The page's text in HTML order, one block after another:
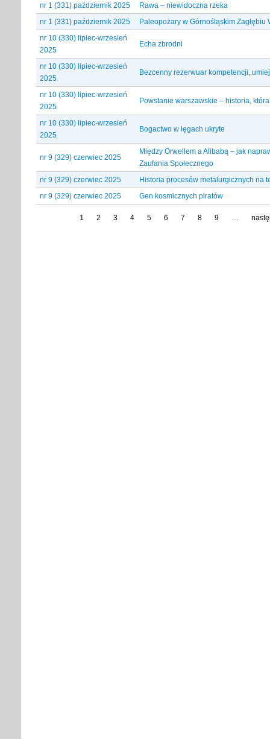
nr 1 (331) październik 2025
Rawa – niewidoczna rzeka
nr 1 (331) październik 2025
Paleopożary w Górnośląskim Zagłębiu
nr 10 (330) lipiec-wrzesień
2025
Echa zbrodni
nr 10 (330) lipiec-wrzesień
2025
Bezcenny rezerwuar kompetencji,
nr 10 (330) lipiec-wrzesień
2025
Powstanie warszawskie – historia,
nr 10 (330) lipiec-wrzesień
2025
Bogactwo w łęgach ukryte
nr 9 (329) czerwiec 2025
Między Orwellem a Alibabą – jak
Zaufania Społecznego
nr 9 (329) czerwiec 2025
Historia procesów metalurgicznych na
nr 9 (329) czerwiec 2025
Gen kosmicznych piratów
1 2 3 4 5 6 7 8 9